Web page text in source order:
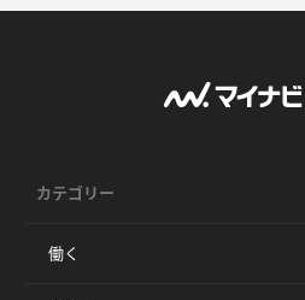
カテゴリー
働く